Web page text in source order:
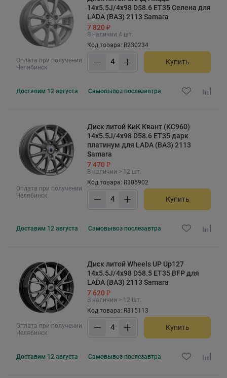
Оплата при получении
Челябинск
14x5.5J/4x98 D58.6 ET35 Селена для
LADA (ВАЗ) 2113 Samara
7 820 ₽
В наличии 4 шт.
Код товара: R230234
Купить
Доставим 12 августа Самовывоз послезавтра
Оплата при получении
Челябинск
Диск литой КиК Квант (KC960)
14x5.5J/4x98 D58.6 ET35 дарк
платинум для LADA (ВАЗ) 2113
Samara
7 470 ₽
В наличии > 12 шт.
Код товара: R305902
Купить
Доставим 12 августа Самовывоз послезавтра
Оплата при получении
Челябинск
Диск литой Wheels UP Up127
14x5.5J/4x98 D58.5 ET35 BFP для
LADA (ВАЗ) 2113 Samara
7 620 ₽
В наличии > 12 шт.
Код товара: R315113
Купить
Доставим 12 августа Самовывоз послезавтра